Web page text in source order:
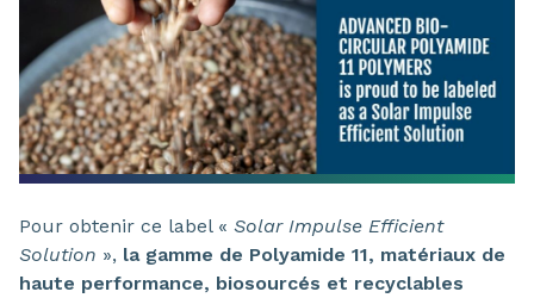
Pour obtenir ce label « Solar Impulse Efficient
Solution », la gamme de Polyamide 11, matériaux de
haute performance, biosourcés et recyclables